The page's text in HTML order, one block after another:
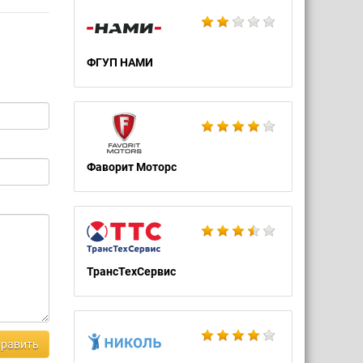
ФГУП НАМИ
Фаворит Моторс
ТрансТехСервис